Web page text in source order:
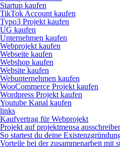
Startup kaufen
TikTok Account kaufen
Typo3 Projekt kaufen
UG kaufen
Unternehmen kaufen
Webprojekt kaufen
Webseite kaufen
Webshop kaufen
Website kaufen
Webunternehmen kaufen
WooCommerce Projekt kaufen
Wordpress Projekt kaufen
Youtube Kanal kaufen
links
Kaufvertrag für Webprojekt
Projekt auf projektmensa
So startest du deine
Vorteile bei der zusammenarbeit mit